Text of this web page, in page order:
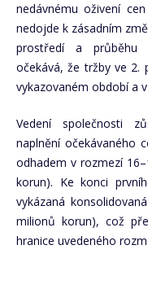
nedávnému oživení
nedojde k zásadním
prostředí a průběhu
očekává, že tržby ve 2.
vykazovaném období a
Vedení společnosti
naplnění očekávaného
odhadem v rozmezí
korun). Ke konci
vykázaná
milionů korun), což
hranice uvedeného